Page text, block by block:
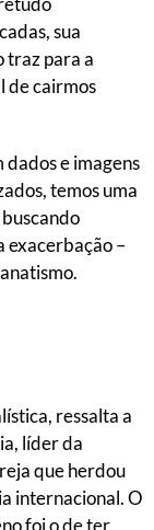
sua
traz para a
de cairmos
dados e imagens
temos uma
exacerbação –
ressalta a
líder da
que herdou
internacional. O
foi o de ter